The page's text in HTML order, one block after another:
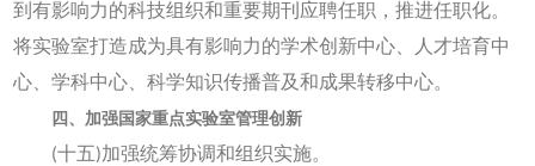
到有影响力的科技组织和重要期刊应聘任职，推进任职化。
将实验室打造成为具有影响力的学术创新中心、人才培育中
心、学科中心、科学知识传播普及和成果转移中心。
四、加强国家重点实验室管理创新
(十五)加强统筹协调和组织实施。